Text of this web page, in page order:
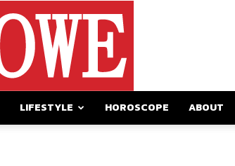
LIFESTYLE HOROSCOPE ABOUT